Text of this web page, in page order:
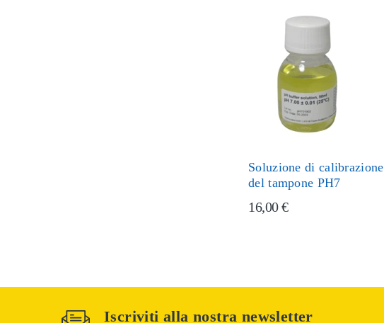
Soluzione di calibrazione
del tampone PH7
16,00 €
Iscriviti alla nostra newsletter